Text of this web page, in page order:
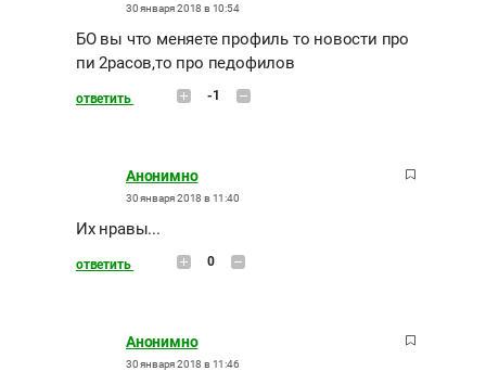
30 января 2018 в 10:54
БО вы что меняете профиль то новости про
пи 2расов,то про педофилов
ответить -1
Анонимно
30 января 2018 в 11:40
Их нравы...
ответить 0
Анонимно
30 января 2018 в 11:46